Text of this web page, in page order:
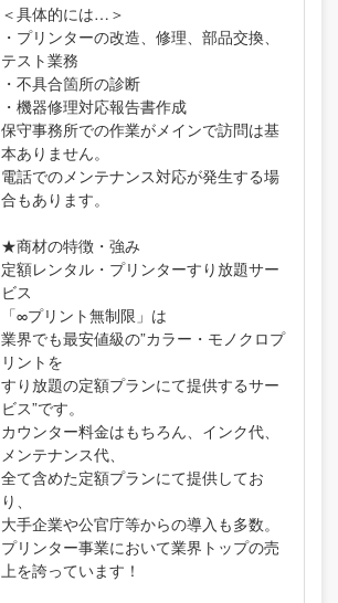
＜具体的には…＞
・プリンターの改造、修理、部品交換、
テスト業務
・不具合箇所の診断
・機器修理対応報告書作成
保守事務所での作業がメインで訪問は基
本ありません。
電話でのメンテナンス対応が発生する場
合もあります。
★商材の特徴・強み
定額レンタル・プリンターすり放題サー
ビス
「∞プリント無制限」は
業界でも最安値級の”カラー・モノクロプ
リントを
すり放題の定額プランにて提供するサー
ビス”です。
カウンター料金はもちろん、インク代、
メンテナンス代、
全て含めた定額プランにて提供してお
り、
大手企業や公官庁等からの導入も多数。
プリンター事業において業界トップの売
上を誇っています！